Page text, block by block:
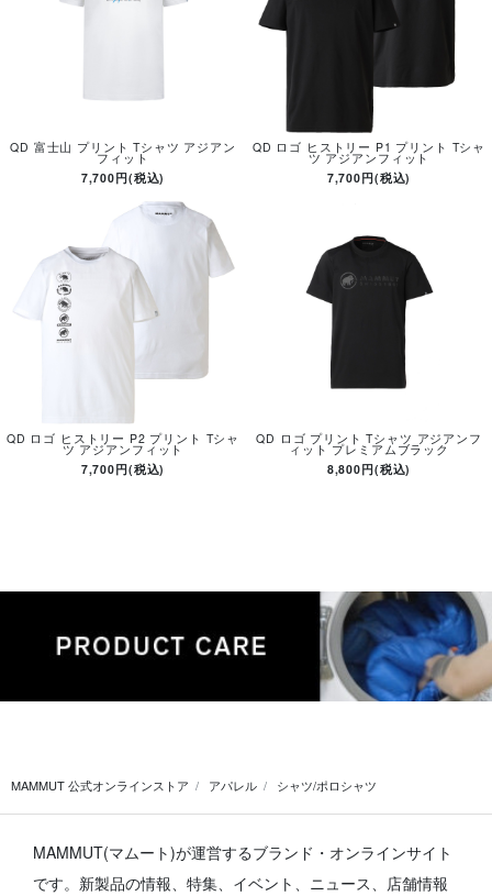
QD 富士山 プリント Tシャツ アジアン
フィット
7,700円(税込)
QD ロゴ ヒストリー P1 プリント Tシャ
ツ アジアンフィット
7,700円(税込)
QD ロゴ ヒストリー P2 プリント Tシャ
ツ アジアンフィット
7,700円(税込)
QD ロゴ プリント Tシャツ アジアンフ
ィット プレミアムブラック
8,800円(税込)
MAMMUT 公式オンラインストア アパレル シャツ/ポロシャツ
MAMMUT(マムート)が運営するブランド・オンラインサイト
です。 新製品の情報、特集、イベント、ニュース、店舗情報